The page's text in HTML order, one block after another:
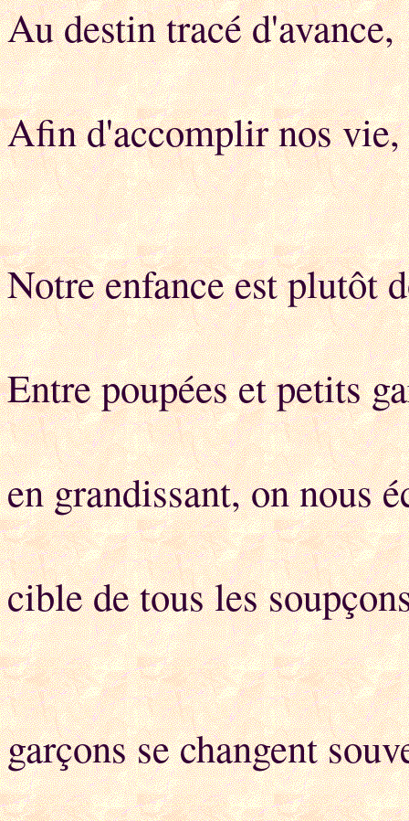
Au destin tracé d'avance,
Afin d'accomplir nos
Notre enfance est plutôt
Entre poupées et petits
en grandissant, on nous
cible de tous les
Les
garçons se changent
En